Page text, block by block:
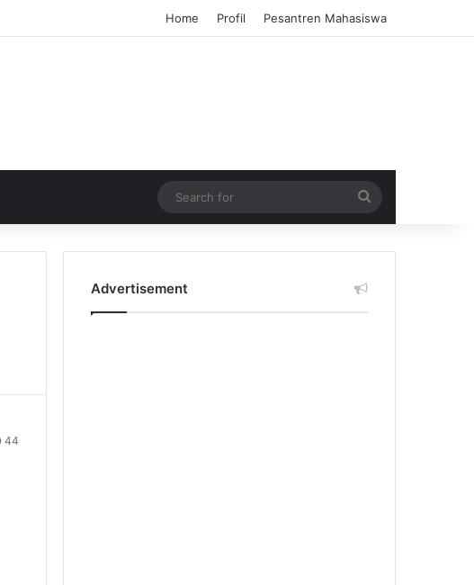
Home Profil Pesantren Mahasiswa
for
44
Advertisement